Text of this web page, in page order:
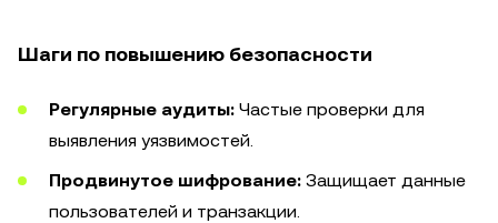
Шаги по повышению безопасности
Регулярные аудиты: Частые проверки для
выявления уязвимостей.
Продвинутое шифрование: Защищает данные
пользователей и транзакции.